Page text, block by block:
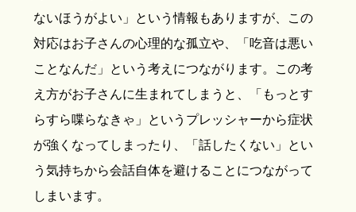
ないほうがよい」という情報もありますが、この
対応はお子さんの心理的な孤立や、「吃音は悪い
ことなんだ」という考えにつながります。この考
え方がお子さんに生まれてしまうと、「もっとす
らすら喋らなきゃ」というプレッシャーから症状
が強くなってしまったり、「話したくない」とい
う気持ちから会話自体を避けることにつながって
しまいます。